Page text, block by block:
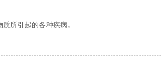
所引起的各种疾病。